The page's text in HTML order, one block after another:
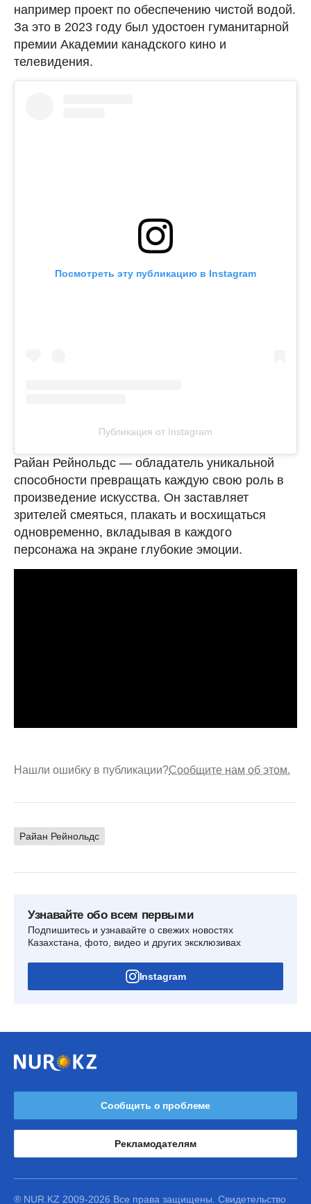
например проект по обеспечению чистой водой.
За это в 2023 году был удостоен гуманитарной
премии Академии канадского кино и
телевидения.
Посмотреть эту публикацию в Instagram
Публикация от Instagram
Райан Рейнольдс — обладатель уникальной
способности превращать каждую свою роль в
произведение искусства. Он заставляет
зрителей смеяться, плакать и восхищаться
одновременно, вкладывая в каждого
персонажа на экране глубокие эмоции.
Нашли ошибку в публикации?Сообщите нам об этом.
Райан Рейнольдс
Узнавайте обо всем первыми
Подпишитесь и узнавайте о свежих новостях
Казахстана, фото, видео и других эксклюзивах
Instagram
Сообщить о проблеме
Рекламодателям
® NUR.KZ 2009-2026 Все права защищены. Свидетельство